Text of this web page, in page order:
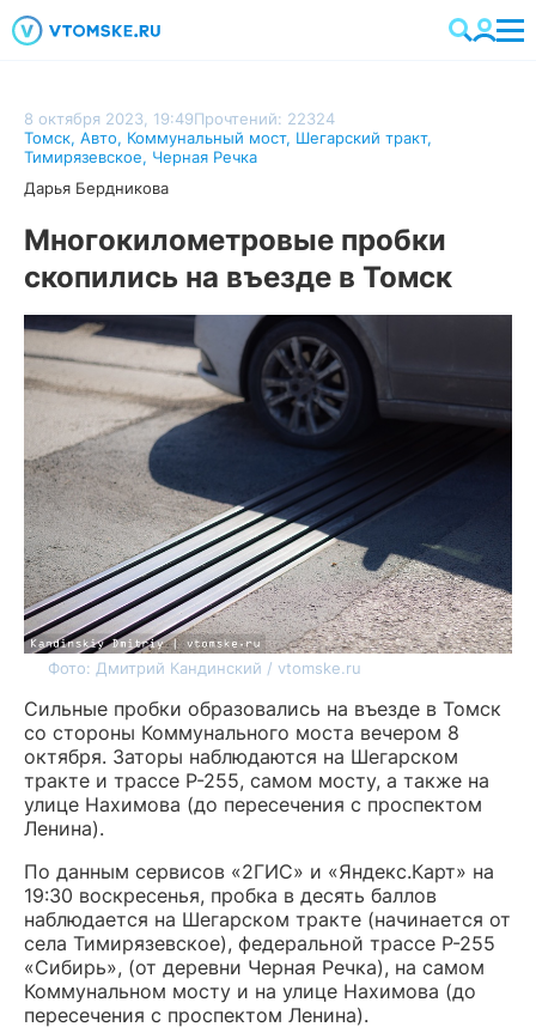
8 октября 2023, 19:49Прочтений: 22324
Томск, Авто, Коммунальный мост, Шегарский тракт,
Тимирязевское, Черная Речка
Дарья Бердникова
Многокилометровые пробки
скопились на въезде в Томск
Фото: Дмитрий Кандинский / vtomske.ru
Сильные пробки образовались на въезде в Томск
со стороны Коммунального моста вечером 8
октября. Заторы наблюдаются на Шегарском
тракте и трассе Р-255, самом мосту, а также на
улице Нахимова (до пересечения с проспектом
Ленина).
По данным сервисов «2ГИС» и «Яндекс.Карт» на
19:30 воскресенья, пробка в десять баллов
наблюдается на Шегарском тракте (начинается от
села Тимирязевское), федеральной трассе Р-255
«Сибирь», (от деревни Черная Речка), на самом
Коммунальном мосту и на улице Нахимова (до
пересечения с проспектом Ленина).